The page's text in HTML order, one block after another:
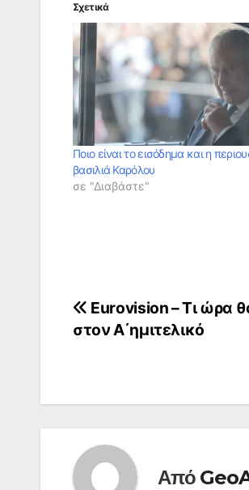
Σχετικά
Ποιο είναι το εισόδημα και η
βασιλιά Καρόλου
σε "Διαβάστε"
Πλοήγηση
άρθρων
Eurovision – Τι ώρα
στον Α΄ημιτελικό
Από